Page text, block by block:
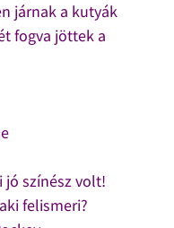
járnak a kutyák
fogva jöttek a
jó színész volt!
felismeri?